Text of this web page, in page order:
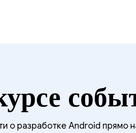
о разработке Android прямо